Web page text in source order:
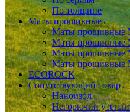
По толщине
Маты прошивные
Маты
Маты
Маты
Маты прошивные
ECOROCK
Сопутствующий товар
Наноизол
Негорючий